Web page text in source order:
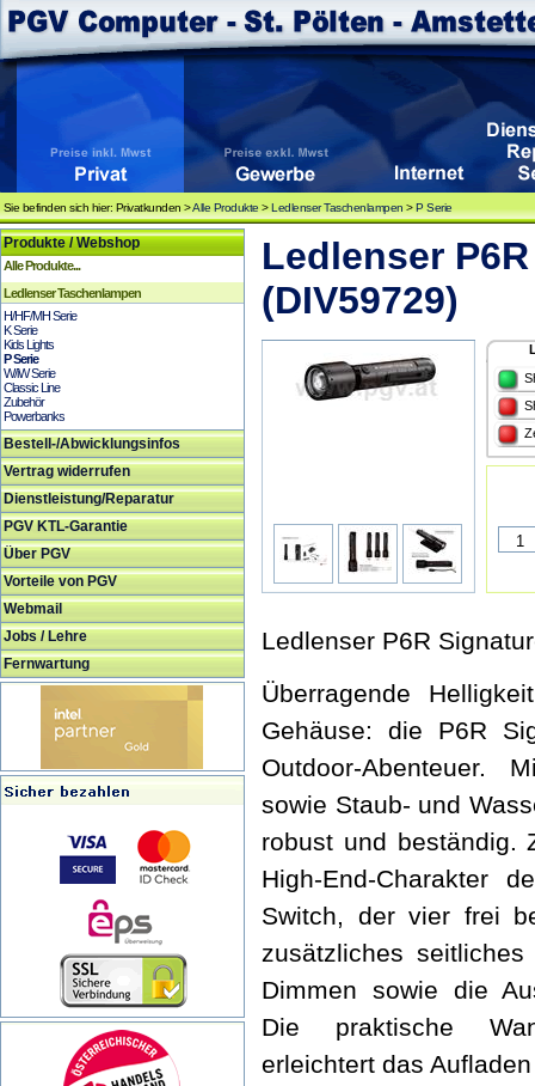
Sie befinden sich hier: Privatkunden >Alle Produkte >Ledlenser Taschenlampen >P Serie
Produkte / Webshop
Alle Produkte...
Ledlenser Taschenlampen
H/HF/MH Serie
K Serie
Kids Lights
P Serie
W/iW Serie
Classic Line
Zubehör
Powerbanks
Bestell-/Abwicklungsinfos
Vertrag widerrufen
Dienstleistung/Reparatur
PGV KTL-Garantie
Über PGV
Vorteile von PGV
Webmail
Jobs / Lehre
Fernwartung
Ledlenser
(DIV59729)
Ledlenser P6R
Überragende
Gehäuse: die P6R
Outdoor-Abenteuer.
sowie Staub- und
robust und beständig.
High-End-Charakter
Switch, der vier frei
zusätzliches
Dimmen sowie die
Die praktische
erleichtert das